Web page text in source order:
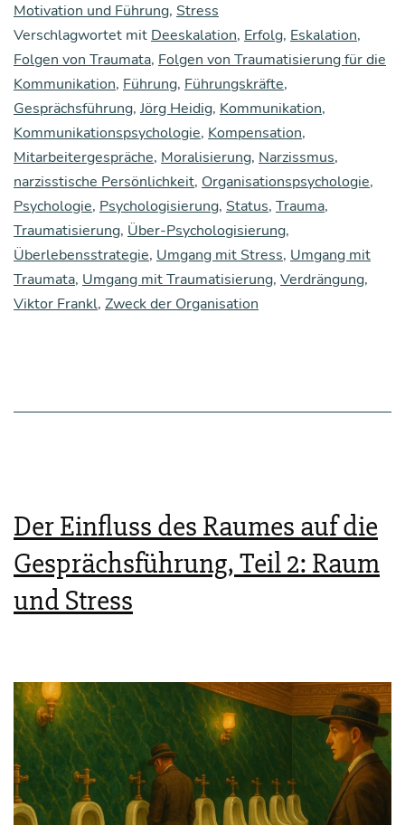
Trau­
ma­
ta
für
die
Kom­
mu­
ni­
ka­
ti­
Motivation und Führung, Stress
Verschlagwortet mitDeeskalation, Erfolg, Eskalation,
Folgen von Traumata, Folgen von Traumatisierung für die
Kommunikation, Führung, Führungskräfte,
Gesprächsführung, Jörg Heidig, Kommunikation,
Kommunikationspsychologie, Kompensation,
Mitarbeitergespräche, Moralisierung, Narzissmus,
narzisstische Persönlichkeit, Organisationspsychologie,
Psychologie, Psychologisierung, Status, Trauma,
Traumatisierung, Über-Psychologisierung,
Überlebensstrategie, Umgang mit Stress, Umgang mit
Traumata, Umgang mit Traumatisierung, Verdrängung,
Viktor Frankl, Zweck der Organisation
Der Einfluss des Raumes auf die
Gesprächsführung, Teil 2: Raum
und Stress